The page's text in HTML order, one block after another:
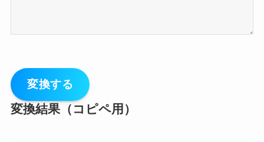
変換する
変換結果（コピペ用）